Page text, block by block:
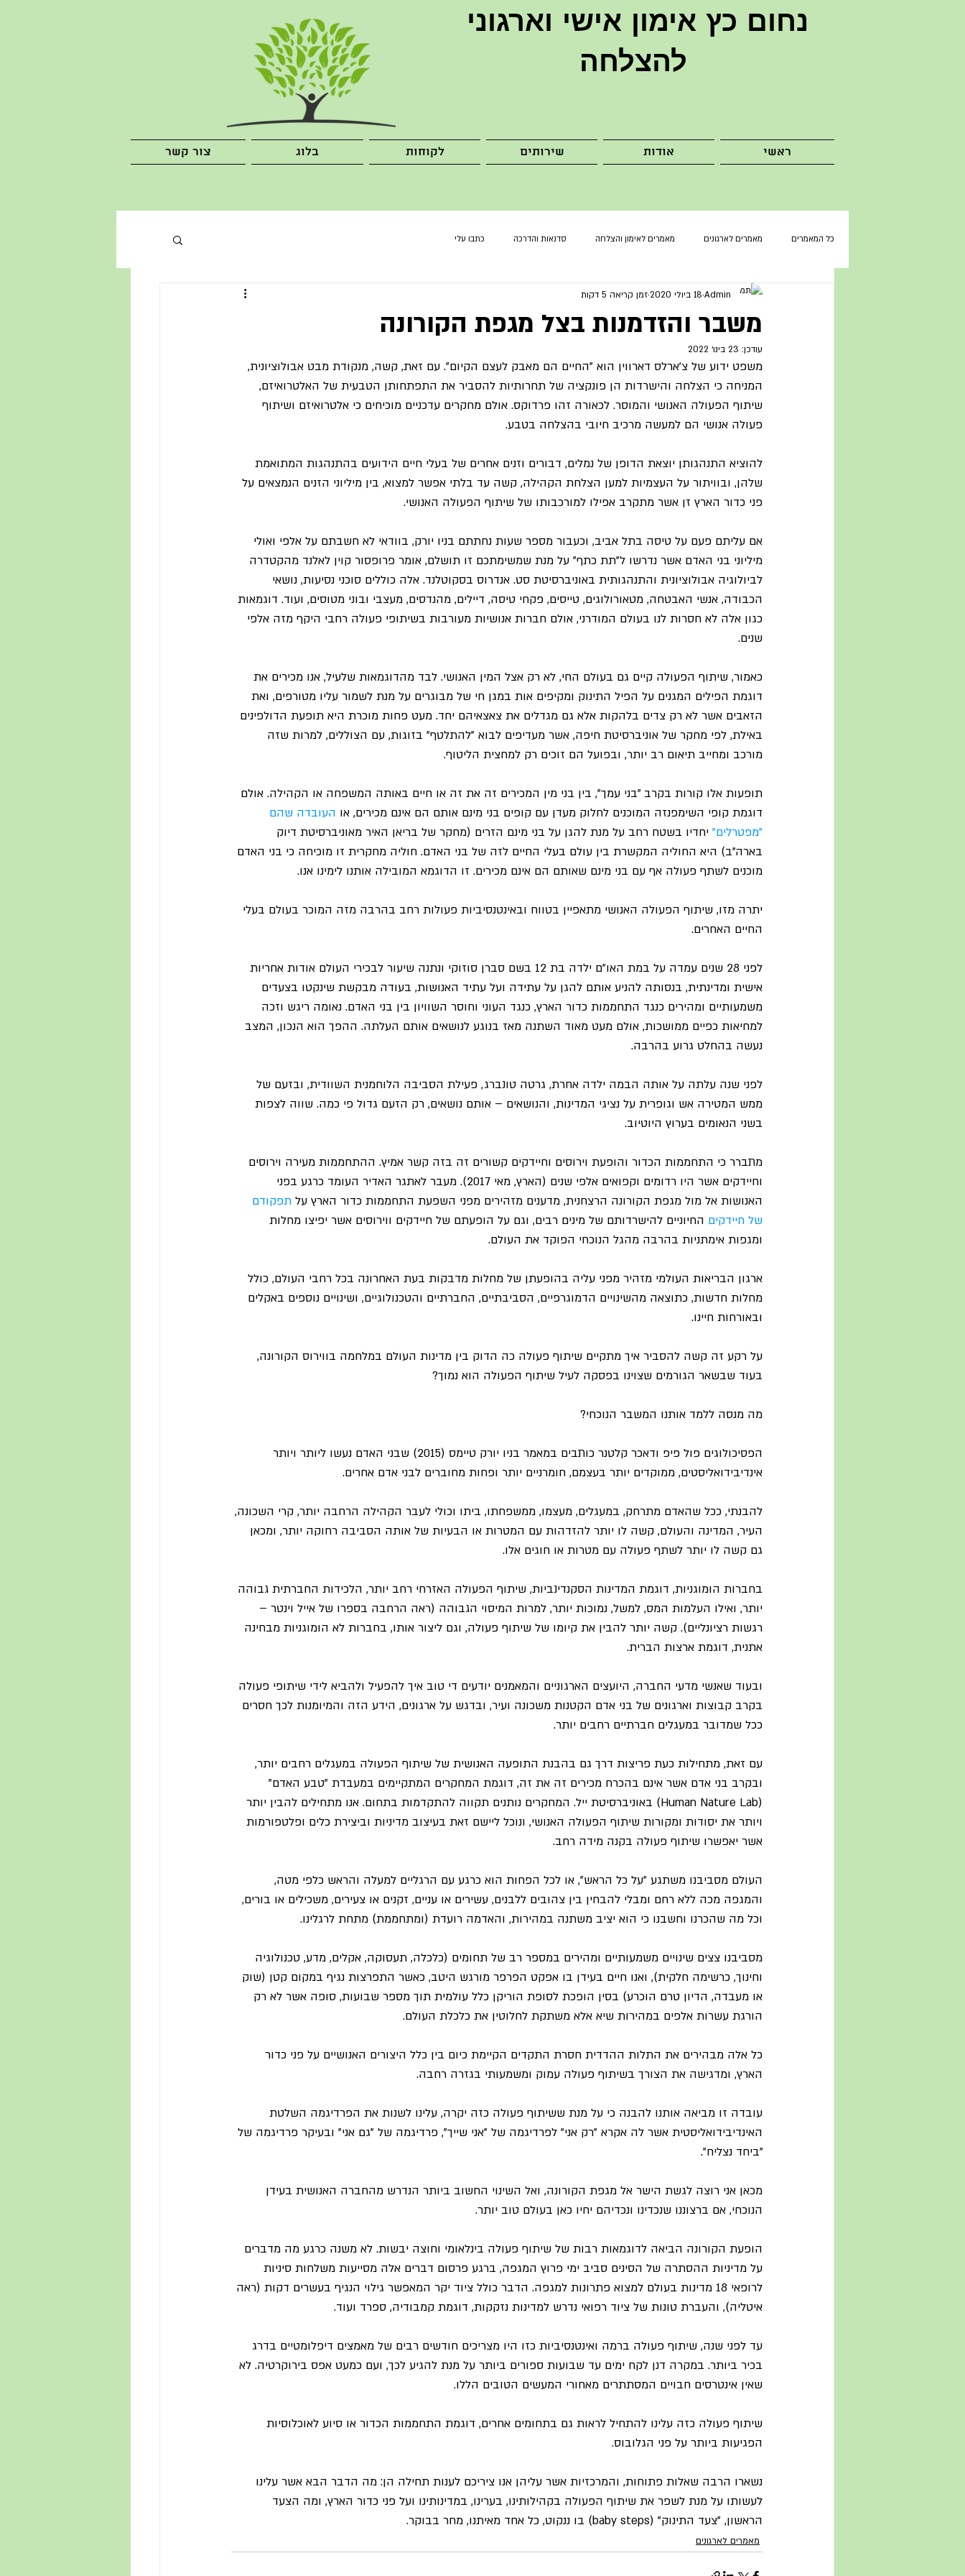
נחום כץ אימון אישי וארגוני
להצלחה
צור קשר בלוג לקוחות שירותים אודות ראשי
כל המאמרים מאמרים לארגונים מאמרים לאימון והצלחה סדנאות והדרכה כתבו עלי
משבר והזדמנות בצל מגפת הקורונה
Admin 18 ביולי 2020 זמן קריאה 5 דקות
עודכן: 23 בינו׳ 2022
משפט ידוע של צ'ארלס דארווין הוא "החיים הם מאבק לעצם הקיום". עם זאת, קשה, מנקודת מבט אבולוציונית,
המניחה כי הצלחה והישרדות הן פונקציה של תחרותיות להסביר את התפתחותן הטבעית של האלטרואיזם,
שיתוף הפעולה האנושי והמוסר. לכאורה זהו פרדוקס. אולם מחקרים עדכניים מוכיחים כי אלטרואיזם ושיתוף
פעולה אנושי הם למעשה מרכיב חיובי בהצלחה בטבע.
להוציא התנהגותן יוצאת הדופן של נמלים, דבורים וזנים אחרים של בעלי חיים הידועים בהתנהגות המתואמת
שלהן, ובוויתור על העצמיות למען הצלחת הקהילה, קשה עד בלתי אפשר למצוא, בין מיליוני הזנים הנמצאים על
פני כדור הארץ זן אשר מתקרב אפילו למורכבותו של שיתוף הפעולה האנושי.
אם עליתם פעם על טיסה בתל אביב, וכעבור מספר שעות נחתתם בניו יורק, בוודאי לא חשבתם על אלפי ואולי
מיליוני בני האדם אשר נדרשו ל"תת כתף" על מנת שמשימתכם זו תושלם, אומר פרופסור קוין לאלנד מהקטדרה
לביולוגיה אבולוציונית והתנהגותית באוניברסיטת סט. אנדרוס בסקוטלנד. אלה כוללים סוכני נסיעות, נושאי
הכבודה, אנשי האבטחה, מטאורולוגים, טייסים, פקחי טיסה, דיילים, מהנדסים, מעצבי ובוני מטוסים, ועוד. דוגמאות
כגון אלה לא חסרות לנו בעולם המודרני, אולם חברות אנושיות מעורבות בשיתופי פעולה רחבי היקף מזה אלפי
שנים.
כאמור, שיתוף הפעולה קיים גם בעולם החי, לא רק אצל המין האנושי. לבד מהדוגמאות שלעיל, אנו מכירים את
דוגמת הפילים המגנים על הפיל התינוק ומקיפים אות במגן חי של מבוגרים על מנת לשמור עליו מטורפים, ואת
הזאבים אשר לא רק צדים בלהקות אלא גם מגדלים את צאצאיהם יחד. מעט פחות מוכרת היא תופעת הדולפינים
באילת, לפי מחקר של אוניברסיטת חיפה, אשר מעדיפים לבוא "להתלטף" בזוגות, עם הצוללים, למרות שזה
מורכב ומחייב תיאום רב יותר, ובפועל הם זוכים רק למחצית הליטוף.
תופעות אלו קורות בקרב "בני עמך", בין בני מין המכירים זה את זה או חיים באותה המשפחה או הקהילה. אולם
דוגמת קופי השימפנזה המוכנים לחלוק מעדן עם קופים בני מינם אותם הם אינם מכירים, או העובדה שהם
"מפטרלים" יחדיו בשטח רחב על מנת להגן על בני מינם הזרים (מחקר של בריאן האיר מאוניברסיטת דיוק
בארה"ב) היא החוליה המקשרת בין עולם בעלי החיים לזה של בני האדם. חוליה מחקרית זו מוכיחה כי בני האדם
מוכנים לשתף פעולה אף עם בני מינם שאותם הם אינם מכירים. זו הדוגמא המובילה אותנו לימינו אנו.
יתרה מזו, שיתוף הפעולה האנושי מתאפיין בטווח ובאינטנסיביות פעולות רחב בהרבה מזה המוכר בעולם בעלי
החיים האחרים.
לפני 28 שנים עמדה על במת האו"ם ילדה בת 12 בשם סברן סוזוקי ונתנה שיעור לבכירי העולם אודות אחריות
אישית ומדינתית, בנסותה להניע אותם להגן על עתידה ועל עתיד האנושות, בעודה מבקשת שינקטו בצעדים
משמעותיים ומהירים כנגד התחממות כדור הארץ, כנגד העוני וחוסר השוויון בין בני האדם. נאומה ריגש וזכה
למחיאות כפיים ממושכות, אולם מעט מאוד השתנה מאז בנוגע לנושאים אותם העלתה. ההפך הוא הנכון, המצב
נעשה בהחלט גרוע בהרבה.
לפני שנה עלתה על אותה הבמה ילדה אחרת, גרטה טונברג, פעילת הסביבה הלוחמנית השוודית, ובזעם של
ממש המטירה אש וגופרית על נציגי המדינות, והנושאים – אותם נושאים, רק הזעם גדול פי כמה. שווה לצפות
בשני הנאומים בערוץ היוטיוב.
מתברר כי התחממות הכדור והופעת וירוסים וחיידקים קשורים זה בזה קשר אמיץ. ההתחממות מעירה וירוסים
וחיידקים אשר היו רדומים וקפואים אלפי שנים (הארץ, מאי 2017). מעבר לאתגר האדיר העומד כרגע בפני
האנושות אל מול מגפת הקורונה הרצחנית, מדענים מזהירים מפני השפעת התחממות כדור הארץ על תפקודם
של חיידקים החיוניים להישרדותם של מינים רבים, וגם על הופעתם של חיידקים ווירוסים אשר יפיצו מחלות
ומגפות אימתניות בהרבה מהגל הנוכחי הפוקד את העולם.
ארגון הבריאות העולמי מזהיר מפני עליה בהופעתן של מחלות מדבקות בעת האחרונה בכל רחבי העולם, כולל
מחלות חדשות, כתוצאה מהשינויים הדמוגרפיים, הסביבתיים, החברתיים והטכנולוגיים, ושינויים נוספים באקלים
ובאורחות חיינו.
על רקע זה קשה להסביר איך מתקיים שיתוף פעולה כה הדוק בין מדינות העולם במלחמה בווירוס הקורונה,
בעוד שבשאר הגורמים שצוינו בפסקה לעיל שיתוף הפעולה הוא נמוך?
מה מנסה ללמד אותנו המשבר הנוכחי?
הפסיכולוגים פול פיפ ודאכר קלטנר כותבים במאמר בניו יורק טיימס (2015) שבני האדם נעשו ליותר ויותר
אינדיבידואליסטים, ממוקדים יותר בעצמם, חומרניים יותר ופחות מחוברים לבני אדם אחרים.
להבנתי, ככל שהאדם מתרחק, במעגלים, מעצמו, ממשפחתו, ביתו וכולי לעבר הקהילה הרחבה יותר, קרי השכונה,
העיר, המדינה והעולם, קשה לו יותר להזדהות עם המטרות או הבעיות של אותה הסביבה רחוקה יותר, ומכאן
גם קשה לו יותר לשתף פעולה עם מטרות או חוגים אלו.
בחברות הומוגניות, דוגמת המדינות הסקנדינביות, שיתוף הפעולה האזרחי רחב יותר, הלכידות החברתית גבוהה
יותר, ואילו העלמות המס, למשל, נמוכות יותר, למרות המיסוי הגבוהה (ראה הרחבה בספרו של אייל וינטר –
רגשות רציונליים). קשה יותר להבין את קיומו של שיתוף פעולה, וגם ליצור אותו, בחברות לא הומוגניות מבחינה
אתנית, דוגמת ארצות הברית.
ובעוד שאנשי מדעי החברה, היועצים הארגוניים והמאמנים יודעים די טוב איך להפעיל ולהביא לידי שיתופי פעולה
בקרב קבוצות וארגונים של בני אדם הקטנות משכונה ועיר, ובדגש על ארגונים, הידע הזה והמיומנות לכך חסרים
ככל שמדובר במעגלים חברתיים רחבים יותר.
עם זאת, מתחילות כעת פריצות דרך גם בהבנת התופעה האנושית של שיתוף הפעולה במעגלים רחבים יותר,
ובקרב בני אדם אשר אינם בהכרח מכירים זה את זה, דוגמת המחקרים המתקיימים במעבדת "טבע האדם"
(Human Nature Lab) באוניברסיטת ייל. המחקרים נותנים תקווה להתקדמות בתחום. אנו מתחילים להבין יותר
ויותר את יסודות ומקורות שיתוף הפעולה האנושי, ונוכל ליישם זאת בעיצוב מדיניות וביצירת כלים ופלטפורמות
אשר יאפשרו שיתוף פעולה בקנה מידה רחב.
העולם מסביבנו משתגע "על כל הראש", או לכל הפחות הוא כרגע עם הרגליים למעלה והראש כלפי מטה,
והמגפה מכה ללא רחם ומבלי להבחין בין צהובים ללבנים, עשירים או עניים, זקנים או צעירים, משכילים או בורים,
וכל מה שהכרנו וחשבנו כי הוא יציב משתנה במהירות, והאדמה רועדת (ומתחממת) מתחת לרגלינו.
מסביבנו צצים שינויים משמעותיים ומהירים במספר רב של תחומים (כלכלה, תעסוקה, אקלים, מדע, טכנולוגיה
וחינוך, כרשימה חלקית), ואנו חיים בעידן בו אפקט הפרפר מורגש היטב, כאשר התפרצות נגיף במקום קטן (שוק
או מעבדה, הדיון טרם הוכרע) בסין הופכת לסופת הוריקן כלל עולמית תוך מספר שבועות, סופה אשר לא רק
הורגת עשרות אלפים במהירות שיא אלא משתקת לחלוטין את כלכלת העולם.
כל אלה מבהירים את התלות ההדדית חסרת התקדים הקיימת כיום בין כלל היצורים האנושיים על פני כדור
הארץ, ומדגישה את הצורך בשיתוף פעולה עמוק ומשמעותי בגזרה רחבה.
עובדה זו מביאה אותנו להבנה כי על מנת ששיתוף פעולה כזה יקרה, עלינו לשנות את הפרדיגמה השלטת
האינדיבידואליסטית אשר לה אקרא "רק אני" לפרדיגמה של "אני שייך", פרדיגמה של "גם אני" ובעיקר פרדיגמה של
"ביחד נצליח".
מכאן אני רוצה לגשת הישר אל מגפת הקורונה, ואל השינוי החשוב ביותר הנדרש מהחברה האנושית בעידן
הנוכחי, אם ברצוננו שנכדינו ונכדיהם יחיו כאן בעולם טוב יותר.
הופעת הקורונה הביאה לדוגמאות רבות של שיתוף פעולה בינלאומי וחוצה יבשות. לא משנה כרגע מה מדברים
על מדיניות ההסתרה של הסינים סביב ימי פרוץ המגפה, ברגע פרסום דברים אלה מסייעות משלחות סיניות
לרופאי 18 מדינות בעולם למצוא פתרונות למגפה. הדבר כולל ציוד יקר המאפשר גילוי הנגיף בעשרים דקות (ראה
איטליה), והעברת טונות של ציוד רפואי נדרש למדינות נזקקות, דוגמת קמבודיה, ספרד ועוד.
עד לפני שנה, שיתוף פעולה ברמה ואינטנסיביות כזו היו מצריכים חודשים רבים של מאמצים דיפלומטיים בדרג
בכיר ביותר. במקרה דנן לקח ימים עד שבועות ספורים ביותר על מנת להגיע לכך, ועם כמעט אפס בירוקרטיה. לא
שאין אינטרסים חבויים המסתתרים מאחורי המעשים הטובים הללו.
שיתוף פעולה כזה עלינו להתחיל לראות גם בתחומים אחרים, דוגמת התחממות הכדור או סיוע לאוכלוסיות
הפגיעות ביותר על פני הגלובוס.
נשארו הרבה שאלות פתוחות, והמרכזיות אשר עליהן אנו ציריכם לענות תחילה הן: מה הדבר הבא אשר עלינו
לעשותו על מנת לשפר את שיתוף הפעולה בקהילותינו, בערינו, במדינותינו ועל פני כדור הארץ, ומה הצעד
הראשון, "צעד התינוק" (baby steps) בו ננקוט, כל אחד מאיתנו, מחר בבוקר.
מאמרים לארגונים